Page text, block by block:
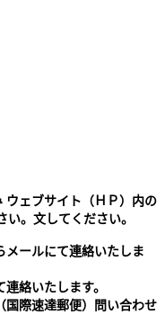
ウェブサイト（ＨＰ）内の
。文してください。
メールにて連絡いたしま
絡いたします。
国際速達郵便）問い合わせ